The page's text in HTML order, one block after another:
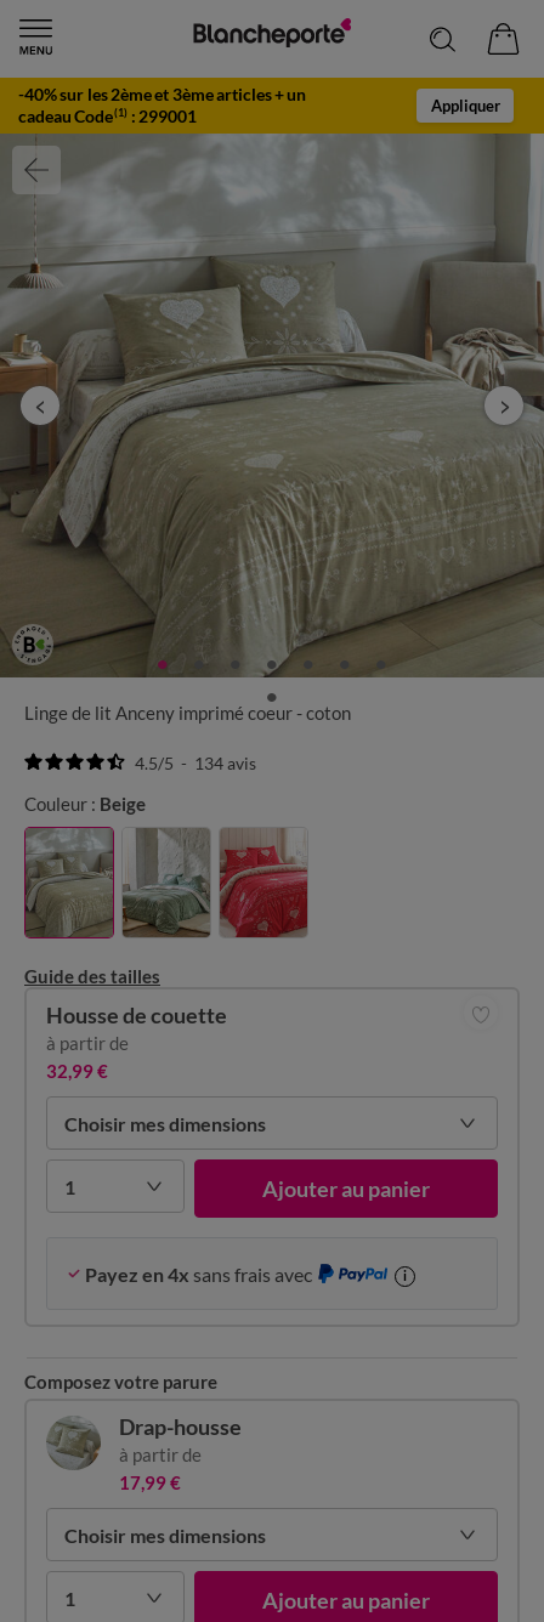
-40% sur les 2ème et 3ème articles + un
cadeau Code(1) : 299001
Appliquer
Linge de lit Anceny imprimé coeur - coton
4.5/5 - 134avis
Couleur : Beige
Guide des tailles
Choisir mes dimensions
1 Ajouter au panier
Payez en 4x sans frais avec i
Housse de couette
à partir de
32,99 €
Composez votre parure
Choisir mes dimensions
1 Ajouter au panier
Drap-housse
à partir de
17,99 €